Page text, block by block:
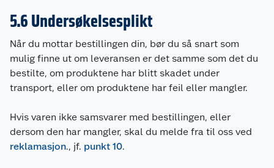
5.6 Undersøkelsesplikt
Når du mottar bestillingen din, bør du så snart som
mulig finne ut om leveransen er det samme som det du
bestilte, om produktene har blitt skadet under
transport, eller om produktene har feil eller mangler.
Hvis varen ikke samsvarer med bestillingen, eller
dersom den har mangler, skal du melde fra til oss ved
reklamasjon., jf. punkt 10.